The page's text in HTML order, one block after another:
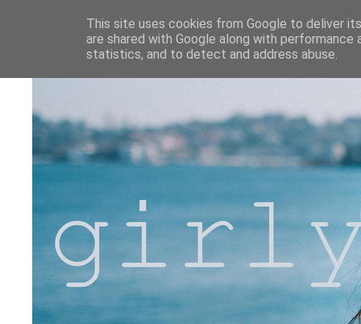
This site uses cookies from Google to deliver
are shared with Google along with
statistics, and to detect and address abuse.